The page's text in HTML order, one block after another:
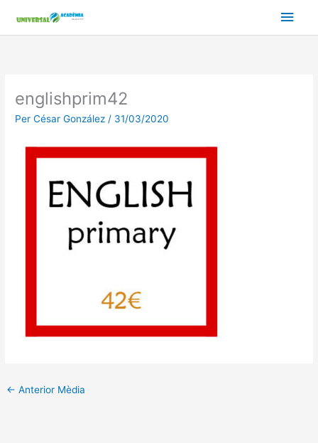
contingut
englishprim42
Per César González / 31/03/2020
← Anterior Mèdia